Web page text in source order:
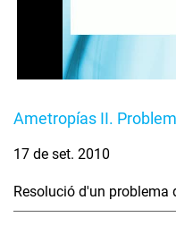
Ametropías II.
17 de set. 2010
Resolució d'un problema